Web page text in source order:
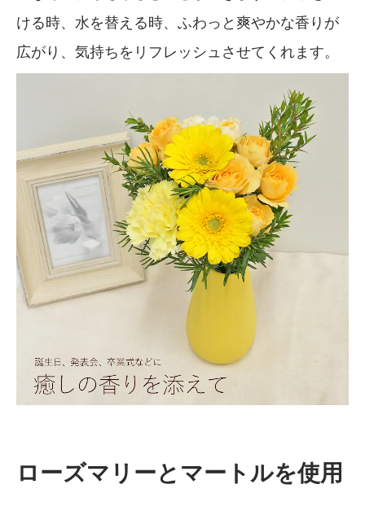
ける時、水を替える時、ふわっと爽やかな香りが
広がり、気持ちをリフレッシュさせてくれます。
ローズマリーとマートルを使用